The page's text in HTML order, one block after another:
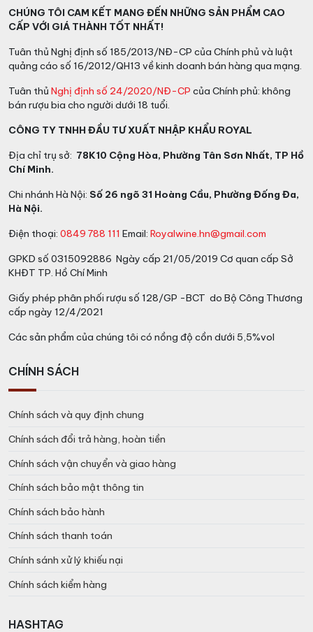
CHÚNG TÔI CAM KẾT MANG ĐẾN NHỮNG SẢN PHẨM CAO
CẤP VỚI GIÁ THÀNH TỐT NHẤT!
Tuân thủ Nghị định số 185/2013/NĐ-CP của Chính phủ và luật
quảng cáo số 16/2012/QH13 về kinh doanh bán hàng qua mạng.
Tuân thủ Nghị định số 24/2020/NĐ-CP của Chính phủ: không
bán rượu bia cho người dưới 18 tuổi.
CÔNG TY TNHH ĐẦU TƯ XUẤT NHẬP KHẨU ROYAL
Địa chỉ trụ sở: 78K10 Cộng Hòa, Phường Tân Sơn Nhất, TP Hồ
Chí Minh.
Chi nhánh Hà Nội: Số 26 ngõ 31 Hoàng Cầu, Phường Đống Đa,
Hà Nội.
Điện thoại: 0849 788 111 Email: Royalwine.hn@gmail.com
GPKD số 0315092886 Ngày cấp 21/05/2019 Cơ quan cấp Sở
KHĐT TP. Hồ Chí Minh
Giấy phép phân phối rượu số 128/GP -BCT do Bộ Công Thương
cấp ngày 12/4/2021
Các sản phẩm của chúng tôi có nồng độ cồn dưới 5,5%vol
CHÍNH SÁCH
Chính sách và quy định chung
Chính sách đổi trả hàng, hoàn tiền
Chính sách vận chuyển và giao hàng
Chính sách bảo mật thông tin
Chính sách bảo hành
Chính sách thanh toán
Chính sánh xử lý khiếu nại
Chính sách kiểm hàng
HASHTAG